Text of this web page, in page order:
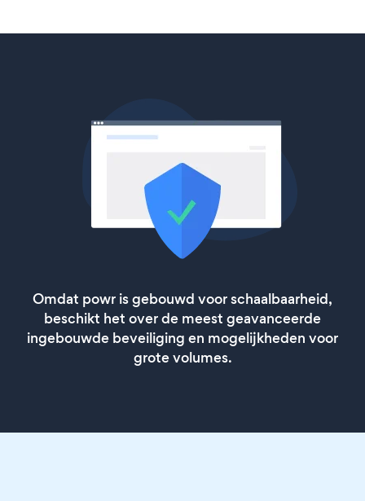
Omdat powr is gebouwd voor schaalbaarheid,
beschikt het over de meest geavanceerde
ingebouwde beveiliging en mogelijkheden voor
grote volumes.